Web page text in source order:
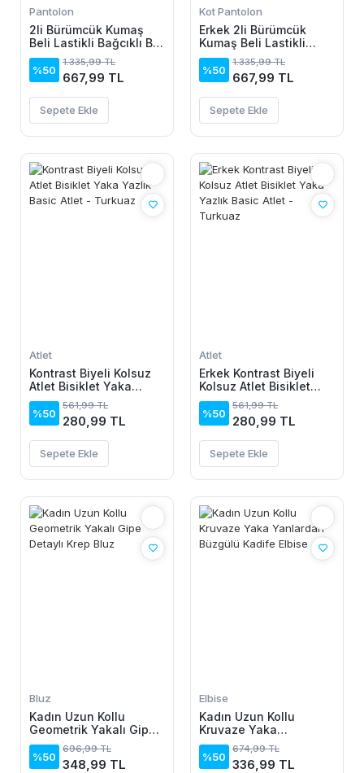
Pantolon
2li Bürümcük Kumaş
Beli Lastikli Bağcıklı Bol
Paça Pantolon -
Beyaz/Vizon
%50
1.335,99 TL
667,99 TL
Sepete Ekle
Kot Pantolon
Erkek 2li Bürümcük
Kumaş Beli Lastikli
Bağcıklı Bol Paça
Pantolon - Beyaz/Vizon
%50
1.335,99 TL
667,99 TL
Sepete Ekle
Atlet
Kontrast Biyeli Kolsuz
Atlet Bisiklet Yaka
Yazlık Basic Atlet -
Turkuaz
%50
561,99 TL
280,99 TL
Sepete Ekle
Atlet
Erkek Kontrast Biyeli
Kolsuz Atlet Bisiklet
Yaka Yazlık Basic Atlet
- Turkuaz
%50
561,99 TL
280,99 TL
Sepete Ekle
Bluz
Kadın Uzun Kollu
Geometrik Yakalı Gipe
Detaylı Krep Bluz
%50
696,99 TL
348,99 TL
Elbise
Kadın Uzun Kollu
Kruvaze Yaka
Yanlardan Büzgülü
Kadife Elbise
%50
674,99 TL
336,99 TL